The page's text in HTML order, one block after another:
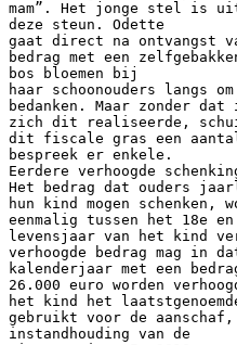
mam”. Het jonge stel is
deze steun. Odette
gaat direct na ontvangst
bedrag met een
bos bloemen bij
haar schoonouders langs
bedanken. Maar zonder dat
zich dit realiseerde,
dit fiscale gras een
bespreek er enkele.
Eerdere verhoogde
Het bedrag dat ouders
hun kind mogen schenken,
eenmalig tussen het 18e
levensjaar van het kind
verhoogde bedrag mag in
kalenderjaar met een
26.000 euro worden
het kind het
gebruikt voor de
instandhouding van de